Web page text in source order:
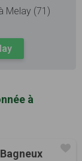
Melay (71)
à